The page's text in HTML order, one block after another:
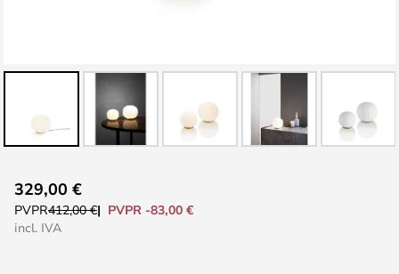
al
comienzo
329,00 €
PVPR412,00 €
PVPR -83,00 €
incl. IVA